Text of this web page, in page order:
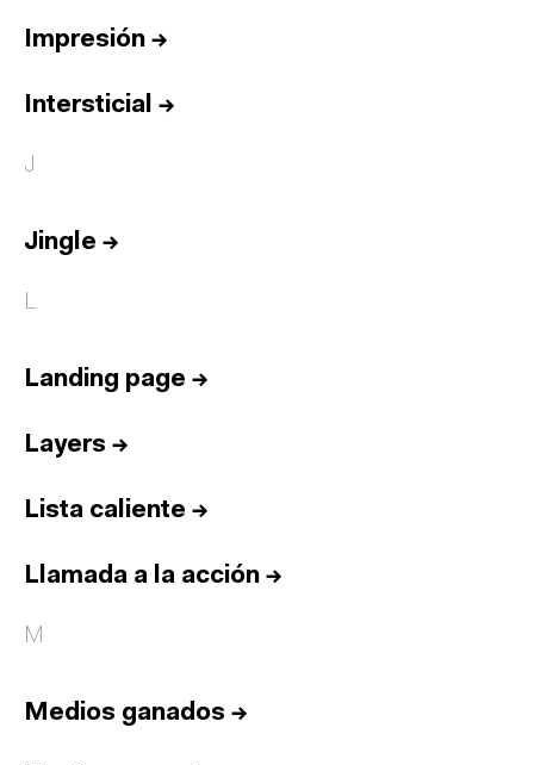
Impresión →
Intersticial →
J
Jingle →
L
Landing page →
Layers →
Lista caliente →
Llamada a la acción →
M
Medios ganados →